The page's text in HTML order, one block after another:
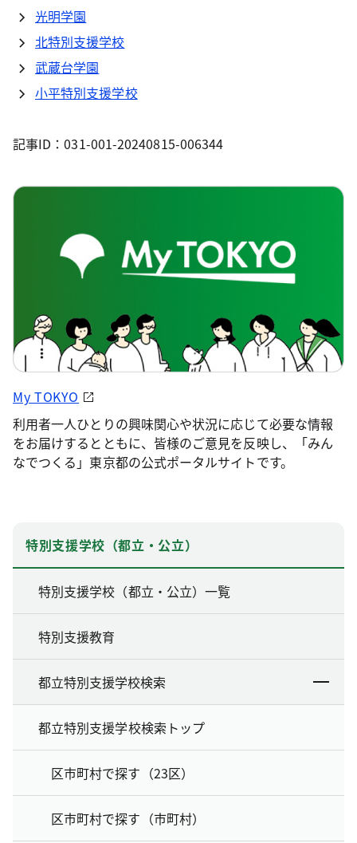
光明学園
北特別支援学校
武蔵台学園
小平特別支援学校
記事ID：031-001-20240815-006344
My TOKYO
利用者一人ひとりの興味関心や状況に応じて必要な情報
をお届けするとともに、皆様のご意見を反映し、「みん
なでつくる」東京都の公式ポータルサイトです。
特別支援学校（都立・公立）
特別支援学校（都立・公立）一覧
特別支援教育
都立特別支援学校検索
都立特別支援学校検索トップ
区市町村で探す（23区）
区市町村で探す（市町村）